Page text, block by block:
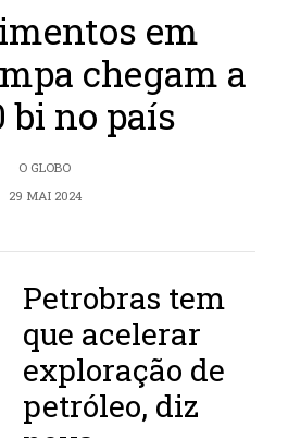
em
chegam a
bi no país
O GLOBO
29 MAI 2024
Petrobras tem
que acelerar
exploração de
petróleo, diz